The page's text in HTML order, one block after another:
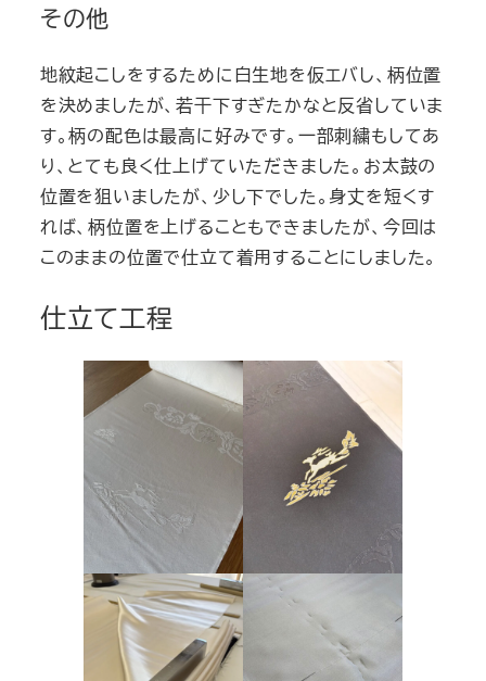
その他
地紋起こしをするために白生地を仮エバし、柄位置
を決めましたが、若干下すぎたかなと反省していま
す。柄の配色は最高に好みです。一部刺繍もしてあ
り、とても良く仕上げていただきました。お太鼓の
位置を狙いましたが、少し下でした。身丈を短くす
れば、柄位置を上げることもできましたが、今回は
このままの位置で仕立て着用することにしました。
仕立て工程